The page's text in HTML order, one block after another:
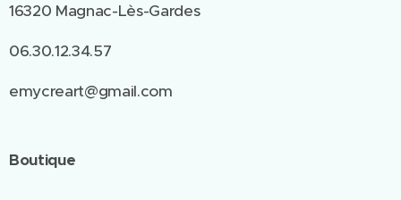
16320 Magnac-Lès-Gardes
06.30.12.34.57
emycreart@gmail.com
Boutique